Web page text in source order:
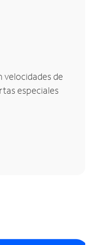
velocidades de
especiales